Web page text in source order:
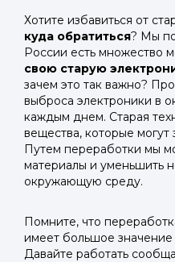
Хотите избавиться от
куда обратиться? Мы
России есть множество
свою старую
зачем это так важно?
выброса электроники в
каждым днем. Старая
вещества, которые могут
Путем переработки мы
материалы и уменьшить
окружающую среду.
Помните, что
имеет большое
Давайте работать